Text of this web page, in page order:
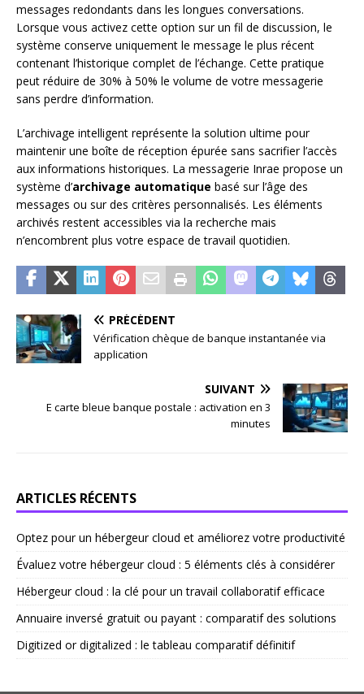
messages redondants dans les longues conversations.
Lorsque vous activez cette option sur un fil de discussion, le
système conserve uniquement le message le plus récent
contenant l’historique complet de l’échange. Cette pratique
peut réduire de 30% à 50% le volume de votre messagerie
sans perdre d’information.
L’archivage intelligent représente la solution ultime pour
maintenir une boîte de réception épurée sans sacrifier l’accès
aux informations historiques. La messagerie Inrae propose un
système d’archivage automatique basé sur l’âge des
messages ou sur des critères personnalisés. Les éléments
archivés restent accessibles via la recherche mais
n’encombrent plus votre espace de travail quotidien.
PRÉCÉDENT
Vérification chèque de banque instantanée via
application
SUIVANT
E carte bleue banque postale : activation en 3
minutes
ARTICLES RÉCENTS
Optez pour un hébergeur cloud et améliorez votre productivité
Évaluez votre hébergeur cloud : 5 éléments clés à considérer
Hébergeur cloud : la clé pour un travail collaboratif efficace
Annuaire inversé gratuit ou payant : comparatif des solutions
Digitized or digitalized : le tableau comparatif définitif